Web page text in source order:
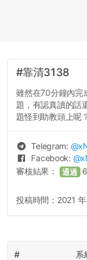
#靠清3138
雖然在70分鐘內完
題，有認真讀的話
題怪到助教頭上呢
Telegram: @
Facebook: @
審核結果： 通過 6
投稿時間： 2021
# 系